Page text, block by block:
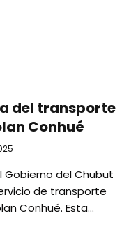
del transporte
Conhué
Gobierno del Chubut
de transporte
Conhué. Esta…